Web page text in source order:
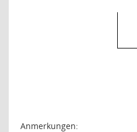
Anmerkungen: